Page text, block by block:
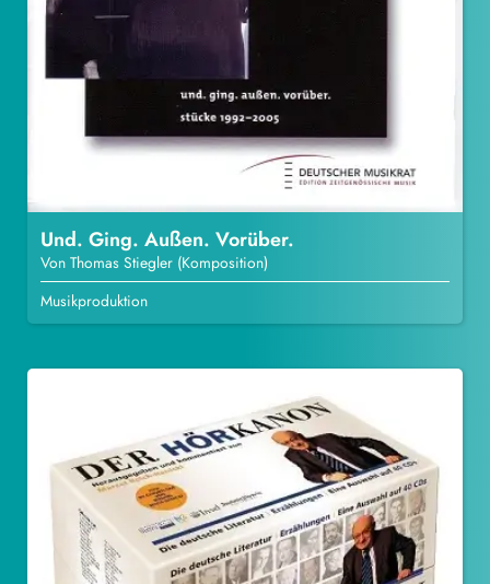
Und. Ging. Außen. Vorüber.
Von Thomas Stiegler (Komposition)
Musikproduktion